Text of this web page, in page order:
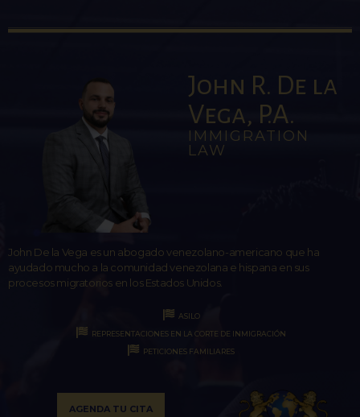
John R. De la
Vega, P.A.
IMMIGRATION
LAW
John De la Vega es un abogado venezolano-americano que ha
ayudado mucho a la comunidad venezolana e hispana en sus
procesos migratorios en los Estados Unidos.
ASILO
REPRESENTACIONES EN LA CORTE DE INMIGRACIÓN
PETICIONES FAMILIARES
AGENDA TU CITA